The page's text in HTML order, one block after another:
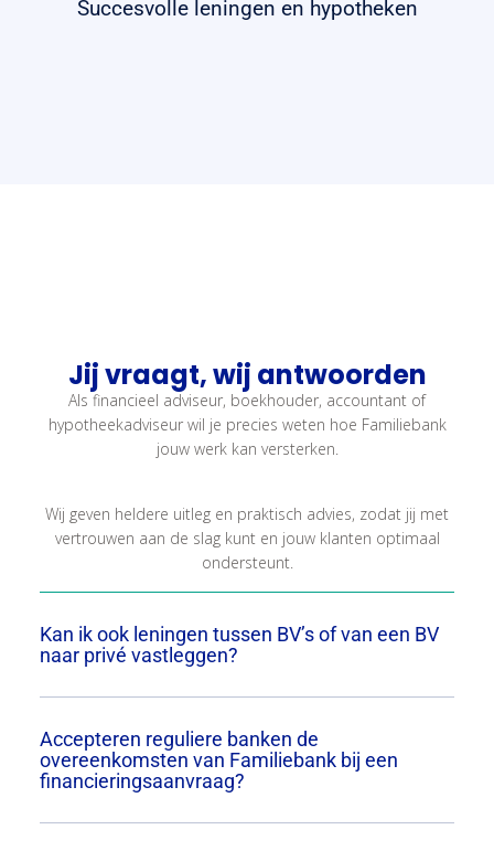
Succesvolle leningen en hypotheken
Jij vraagt, wij antwoorden
Als financieel adviseur, boekhouder, accountant of
hypotheekadviseur wil je precies weten hoe Familiebank
jouw werk kan versterken.
Wij geven heldere uitleg en praktisch advies, zodat jij met
vertrouwen aan de slag kunt en jouw klanten optimaal
ondersteunt.
Kan ik ook leningen tussen BV’s of van een BV
naar privé vastleggen?
Accepteren reguliere banken de
overeenkomsten van Familiebank bij een
financieringsaanvraag?